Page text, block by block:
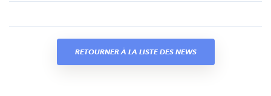
RETOURNER À LA LISTE DES NEWS